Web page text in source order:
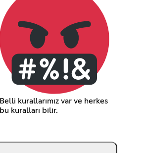
Belli kurallarımız var ve herkes
bu kuralları bilir.